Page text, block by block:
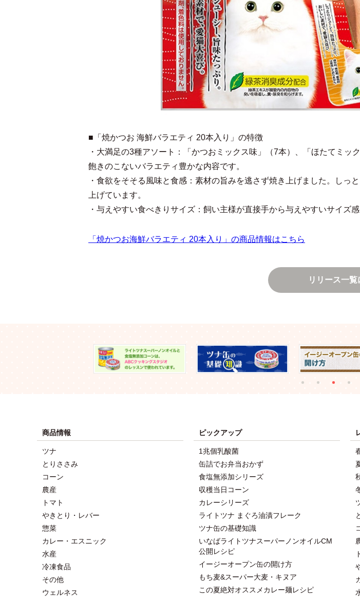
■「焼かつお 海鮮バラエティ 20本入り」の特徴
・大満足の3種アソート：「かつおミックス味」（7本）、「ほたてミッ
飽きのこないバラエティ豊かな内容です。
・食欲をそそる風味と食感：素材の旨みを逃さず焼き上げました。し
上げています。
・与えやすい食べきりサイズ：飼い主様が直接手から与えやすいサイズ
「焼かつお海鮮バラエティ 20本入り」の商品情報はこちら
リリース一覧
商品情報
ツナ
とりささみ
コーン
農産
トマト
やきとり・レバー
惣菜
カレー・エスニック
水産
冷凍食品
その他
ウェルネス
ピックアップ
1兆個乳酸菌
缶詰でお弁当おかず
食塩無添加シリーズ
収穫当日コーン
カレーシリーズ
ライトツナ まぐろ油漬フレーク
ツナ缶の基礎知識
いなばライトツナスーパーノンオイルCM
公開レシピ
イージーオープン缶の開け方
もち麦&スーパー大麦・キヌア
この夏絶対オススメカレー麺レシピ